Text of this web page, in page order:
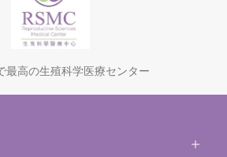
最高の生殖科学医療センター